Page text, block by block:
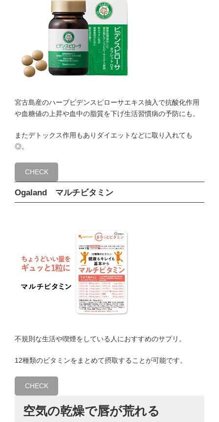
宮古島産のハーブビデンスピローサエキス抽入で抗酸化作用
や血糖値の上昇や血中の脂質を下げ生活習慣病の予防にも。
またデトックス作用もありダイエットなどに取り入れても
◎。
CHECK
Ogaland マルチビタミン
不規則な生活や喫煙をしている人におすすめのサプリ。
12種類のビタミンをまとめて摂取することが可能です。
CHECK
空気の乾燥で唇が荒れる